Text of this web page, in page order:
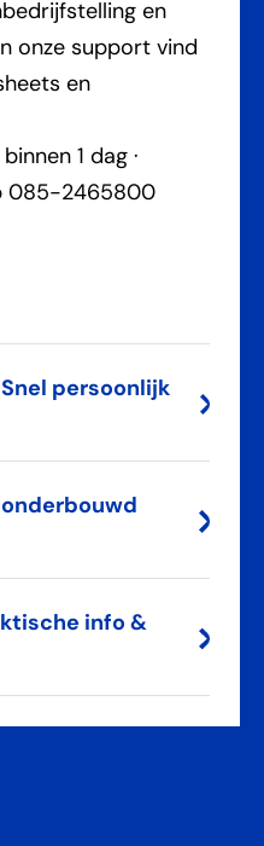
en
onze support vind
en
1 dag ·
085-2465800
persoonlijk
info &